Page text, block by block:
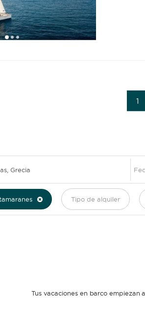
Tipo de alquiler
123
1
Tus vacaciones en barco empiezan